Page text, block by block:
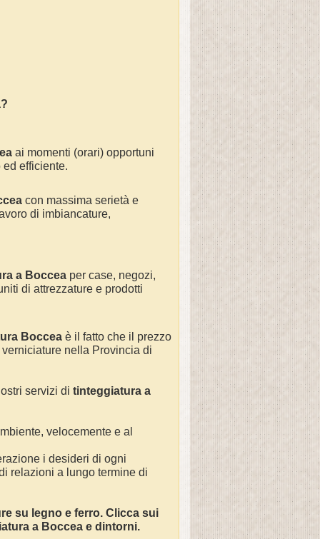
?
ai momenti (orari) opportuni
efficiente.
con massima serietà e
di imbiancature,
a Boccea per case, negozi,
di attrezzature e prodotti
Boccea è il fatto che il prezzo
nella Provincia di
servizi di tinteggiatura a
velocemente e al
i desideri di ogni
relazioni a lungo termine di
su legno e ferro. Clicca sui
a Boccea e dintorni.